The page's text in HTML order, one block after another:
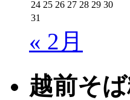
24 25 26 27 28 29 30
31
« 2月
越前そ